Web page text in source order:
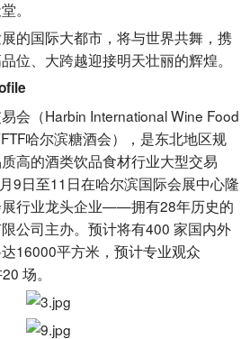
。
的国际大都市，将与世界共舞，携
位、大跨越迎接明天壮丽的辉煌。
会（Harbin International Wine Food
哈尔滨糖酒会），是东北地区规
高的酒类饮品食材行业大型交易
9日至11日在哈尔滨国际会展中心隆
行业龙头企业——拥有28年历史的
公司主办。预计将有400 家国内外
16000平方米，预计专业观众
场。